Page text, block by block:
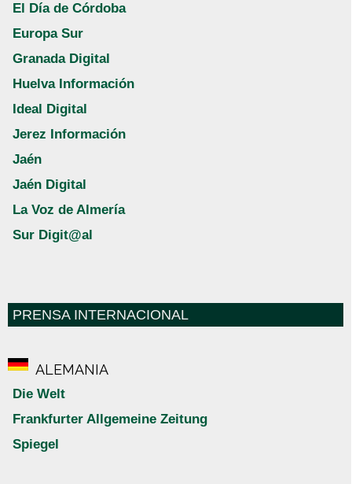
El Día de Córdoba
Europa Sur
Granada Digital
Huelva Información
Ideal Digital
Jerez Información
Jaén
Jaén Digital
La Voz de Almería
Sur Digit@al
PRENSA INTERNACIONAL
ALEMANIA
Die Welt
Frankfurter Allgemeine Zeitung
Spiegel